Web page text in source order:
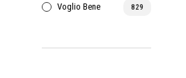
Voglio Bene 829